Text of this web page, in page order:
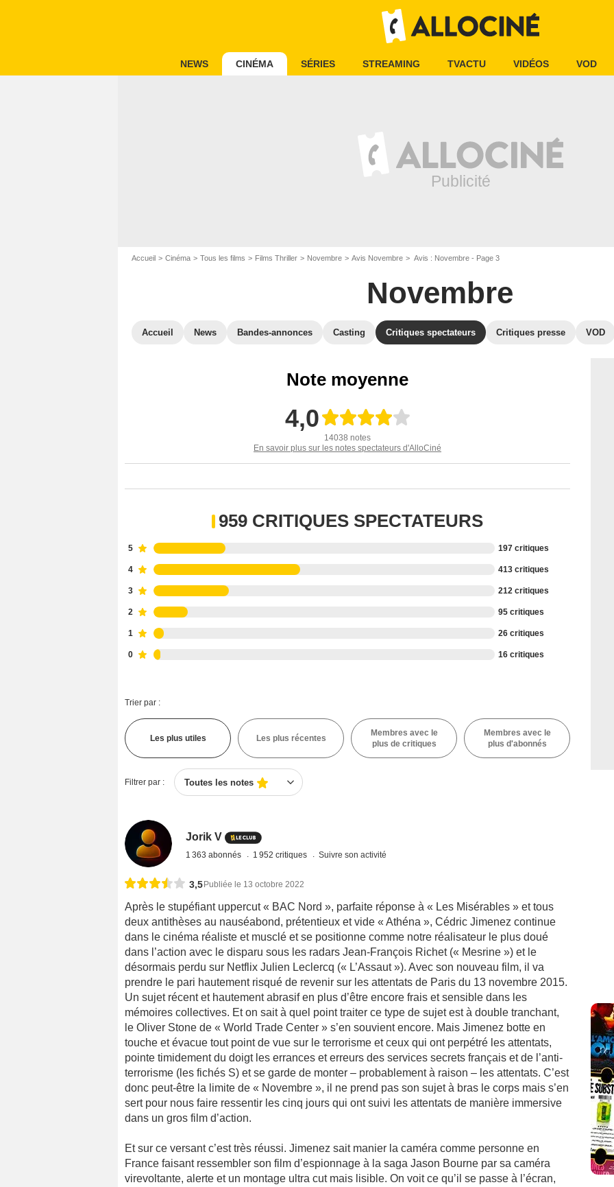
NEWS CINÉMA SÉRIES STREAMING TVACTU VIDÉOS VOD
Accueil Cinéma Tous les films Films Thriller Novembre Avis Novembre Avis : Novembre - Page 3
Novembre
Accueil News Bandes-annonces Casting Critiques spectateurs Critiques presse VOD
Note moyenne
4,0
14038 notes
En savoir plus sur les notes spectateurs d'AlloCiné
959 CRITIQUES SPECTATEURS
5 197 critiques
4 413 critiques
3 212 critiques
2 95 critiques
1 26 critiques
0 16 critiques
Trier par :
Les plus utiles Les plus récentes
Membres avec le
plus de critiques
Membres avec le
plus d'abonnés
Filtrer par : Toutes les notes
Jorik V
1 363 abonnés 1 952 critiques Suivre son activité
3,5 Publiée le 13 octobre 2022
Après le stupéfiant uppercut « BAC Nord », parfaite réponse à « Les Misérables » et tous
deux antithèses au nauséabond, prétentieux et vide « Athéna », Cédric Jimenez continue
dans le cinéma réaliste et musclé et se positionne comme notre réalisateur le plus doué
dans l’action avec le disparu sous les radars Jean-François Richet (« Mesrine ») et le
désormais perdu sur Netflix Julien Leclercq (« L’Assaut »). Avec son nouveau film, il va
prendre le pari hautement risqué de revenir sur les attentats de Paris du 13 novembre 2015.
Un sujet récent et hautement abrasif en plus d’être encore frais et sensible dans les
mémoires collectives. Et on sait à quel point traiter ce type de sujet est à double tranchant,
le Oliver Stone de « World Trade Center » s’en souvient encore. Mais Jimenez botte en
touche et évacue tout point de vue sur le terrorisme et ceux qui ont perpétré les attentats,
pointe timidement du doigt les errances et erreurs des services secrets français et de l’anti-
terrorisme (les fichés S) et se garde de monter – probablement à raison – les attentats. C’est
donc peut-être la limite de « Novembre », il ne prend pas son sujet à bras le corps mais s’en
sert pour nous faire ressentir les cinq jours qui ont suivi les attentats de manière immersive
dans un gros film d’action.
Et sur ce versant c’est très réussi. Jimenez sait manier la caméra comme personne en
France faisant ressembler son film d’espionnage à la saga Jason Bourne par sa caméra
virevoltante, alerte et un montage ultra cut mais lisible. On voit ce qu’il se passe à l’écran,